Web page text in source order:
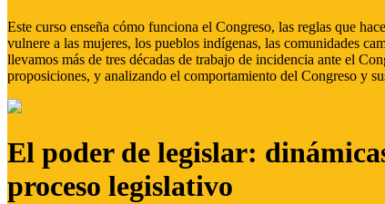
Este curso enseña cómo funciona el Congreso, las reglas que
vulnere a las mujeres, los pueblos indígenas, las comunidades
llevamos más de tres décadas de trabajo de incidencia ante el
proposiciones, y analizando el comportamiento del Congreso y
El poder de legislar:
proceso legislativo